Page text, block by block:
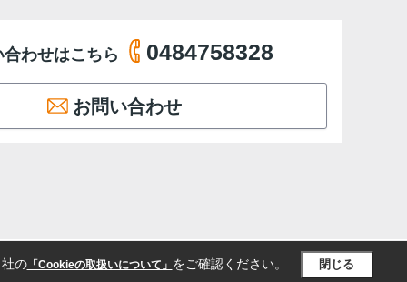
合わせはこちら 0484758328
お問い合わせ
の「Cookieの取扱いについて」 をご確認ください。 閉じる